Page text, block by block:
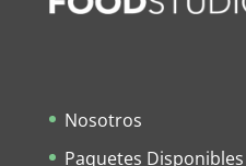
Nosotros
Paquetes Disponibles